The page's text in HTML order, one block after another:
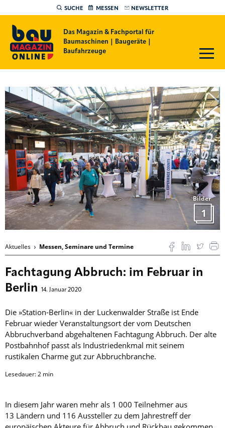
SUCHE MESSEN NEWSLETTER
Das Magazin & Fachportal für
Baumaschinen | Baugeräte |
Baufahrzeuge
Bilder
1
Aktuelles Messen, Seminare und Termine
Fachtagung Abbruch: im Februar in
Berlin
14. Januar 2020
Die »Station-Berlin« in der Luckenwalder Straße ist Ende
Februar wieder Veranstaltungsort der vom Deutschen
Abbruchverband abgehaltenen Fachtagung Abbruch. Der alte
Postbahnhof passt als Industriedenkmal mit seinem
rustikalen Charme gut zur Abbruchbranche.
Lesedauer:2 min
In diesem Jahr waren mehr als 1 000 Teilnehmer aus
13 Ländern und 116 Aussteller zu dem Jahrestreff der